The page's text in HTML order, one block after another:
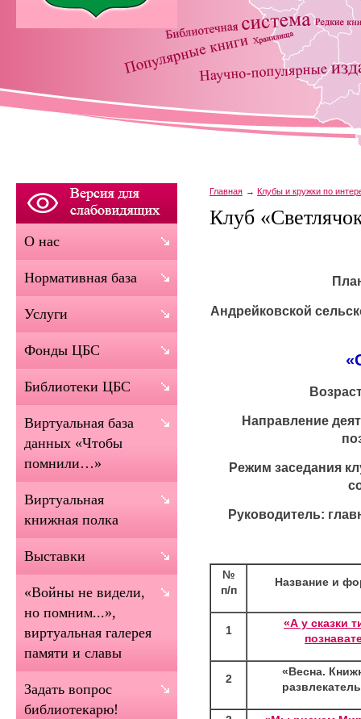
Главная Клубы и кружки по
Клуб
Андрейковской
Направление
Режим заседания
Руководитель:
№
п/п
Название и
1
«А у сказки
2
«Весна.
О нас
Нормативная база
Услуги
Фонды ЦБС
Библиотеки ЦБС
Виртуальная база
данных «Чтобы
помнили…»
Виртуальная
книжная полка
Выставки
«Войны не видели,
но помним...»,
виртуальная галерея
памяти и славы
Задать вопрос
библиотекарю!